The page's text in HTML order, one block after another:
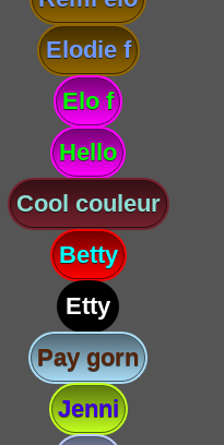
Elodie f
Elo f
Hello
Cool couleur
Betty
Etty
Pay gorn
Jenni